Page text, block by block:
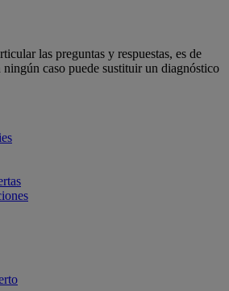
las preguntas y respuestas, es de
caso puede sustituir un diagnóstico